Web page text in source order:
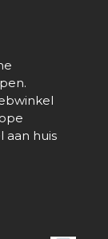
aan huis